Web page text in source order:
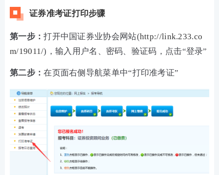
证券准考证打印步骤
第一步：打开中国证券业协会网站(http://link.233.co
m/19011/)，输入用户名、密码、验证码，点击“登录”
第二步：在页面右侧导航菜单中“打印准考证”